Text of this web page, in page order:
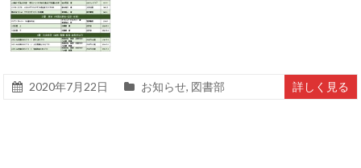
2020年7月22日 お知らせ, 図書部 詳しく見る